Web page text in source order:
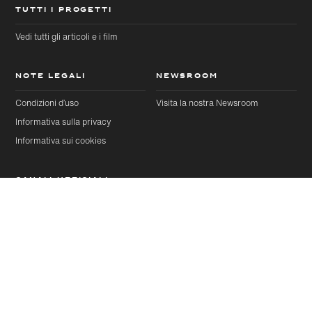
TUTTI I PROGETTI
Vedi tutti gli articoli e i film
NOTE LEGALI
Condizioni d’uso
Informativa sulla privacy
Informativa sui cookies
NEWSROOM
Visita la nostra Newsroom
CANALI UFFICIALI